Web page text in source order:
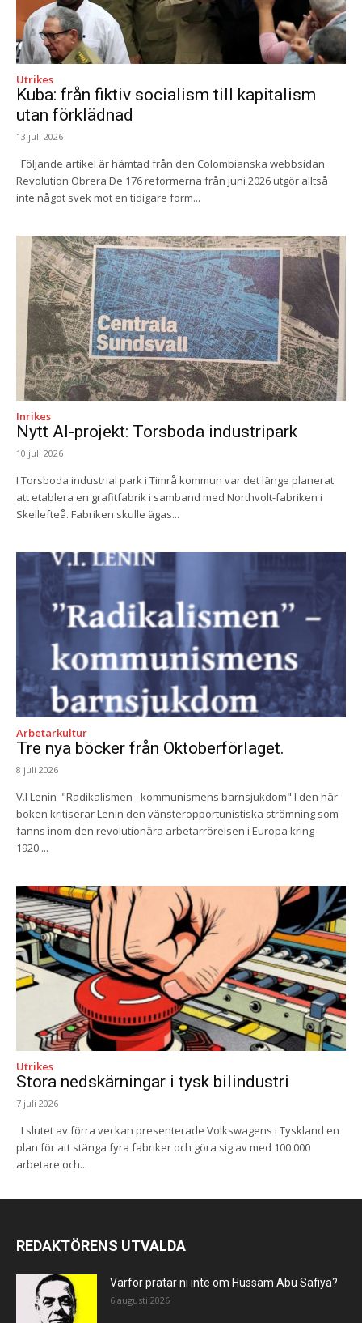
Utrikes
Kuba: från fiktiv socialism till kapitalism
utan förklädnad
13 juli 2026
Följande artikel är hämtad från den Colombianska webbsidan
Revolution Obrera De 176 reformerna från juni 2026 utgör alltså
inte något svek mot en tidigare form...
Inrikes
Nytt AI-projekt: Torsboda industripark
10 juli 2026
I Torsboda industrial park i Timrå kommun var det länge planerat
att etablera en grafitfabrik i samband med Northvolt-fabriken i
Skellefteå. Fabriken skulle ägas...
Arbetarkultur
Tre nya böcker från Oktoberförlaget.
8 juli 2026
V.I Lenin "Radikalismen - kommunismens barnsjukdom" I den här
boken kritiserar Lenin den vänsteropportunistiska strömning som
fanns inom den revolutionära arbetarrörelsen i Europa kring
1920....
Utrikes
Stora nedskärningar i tysk bilindustri
7 juli 2026
I slutet av förra veckan presenterade Volkswagens i Tyskland en
plan för att stänga fyra fabriker och göra sig av med 100 000
arbetare och...
REDAKTÖRENS UTVALDA
Varför pratar ni inte om Hussam Abu Safiya?
6 augusti 2026